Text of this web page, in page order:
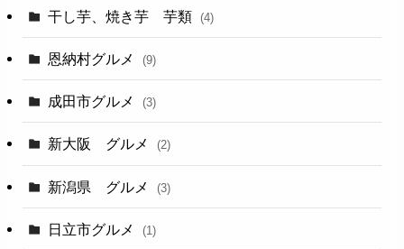
干し芋、焼き芋 芋類 (4)
恩納村グルメ (9)
成田市グルメ (3)
新大阪 グルメ (2)
新潟県 グルメ (3)
日立市グルメ (1)